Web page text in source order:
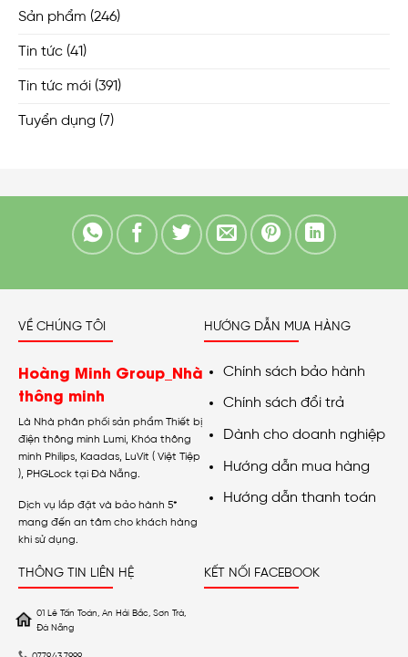
Sản phẩm (246)
Tin tức (41)
Tin tức mới (391)
Tuyển dụng (7)
VỀ CHÚNG TÔI
Hoàng Minh Group_Nhà
thông minh
Là Nhà phân phối sản phẩm Thiết bị
điện thông minh Lumi, Khóa thông
minh Philips, Kaadas, LuVit ( Việt Tiệp
), PHGLock tại Đà Nẵng.
Dịch vụ lắp đặt và bảo hành 5*
mang đến an tâm cho khách hàng
khi sử dụng.
HƯỚNG DẪN MUA HÀNG
Chính sách bảo hành
Chính sách đổi trả
Dành cho doanh nghiệp
Hướng dẫn mua hàng
Hướng dẫn thanh toán
THÔNG TIN LIÊN HỆ
01 Lê Tấn Toán, An Hải Bắc, Sơn Trà,
Đà Nẵng
KẾT NỐI FACEBOOK